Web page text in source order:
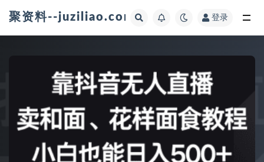
聚资料--juziliao.com--全网资料整合平台
登录